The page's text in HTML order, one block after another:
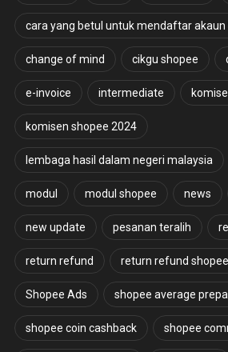
cara yang betul untuk mendaftar akaun
change of mind cikgu shopee
e-invoice intermediate
komisen shopee 2024
lembaga hasil dalam negeri malaysia
modul modul shopee news
new update pesanan teralih
return refund return refund shopee
Shopee Ads shopee average
shopee coin cashback shopee